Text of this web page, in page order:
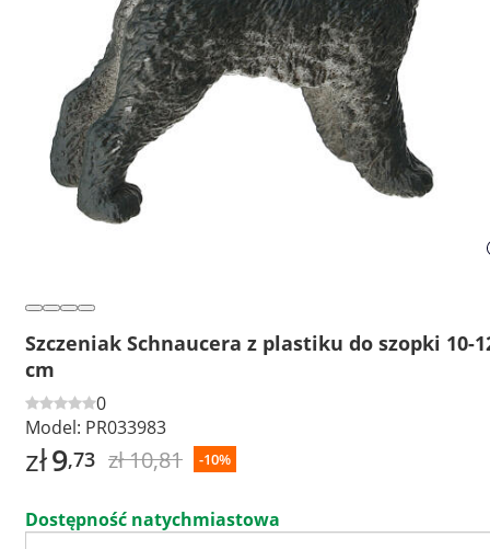
Szczeniak Schnaucera z plastiku do szopki 10-
cm
0
Model: PR033983
zł9,73 zł 10,81 -10%
Dostępność natychmiastowa